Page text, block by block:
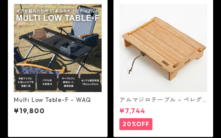
Multi Low Table-F - WAQ
¥19,800
アルマジロテーブル - ペレグ
リンデザイン
¥7,744
20%OFF